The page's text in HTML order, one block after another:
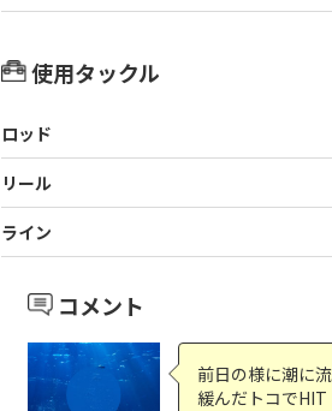
使用タックル
ロッド
リール
ライン
コメント
前日の様に潮に
緩んだトコでHIT